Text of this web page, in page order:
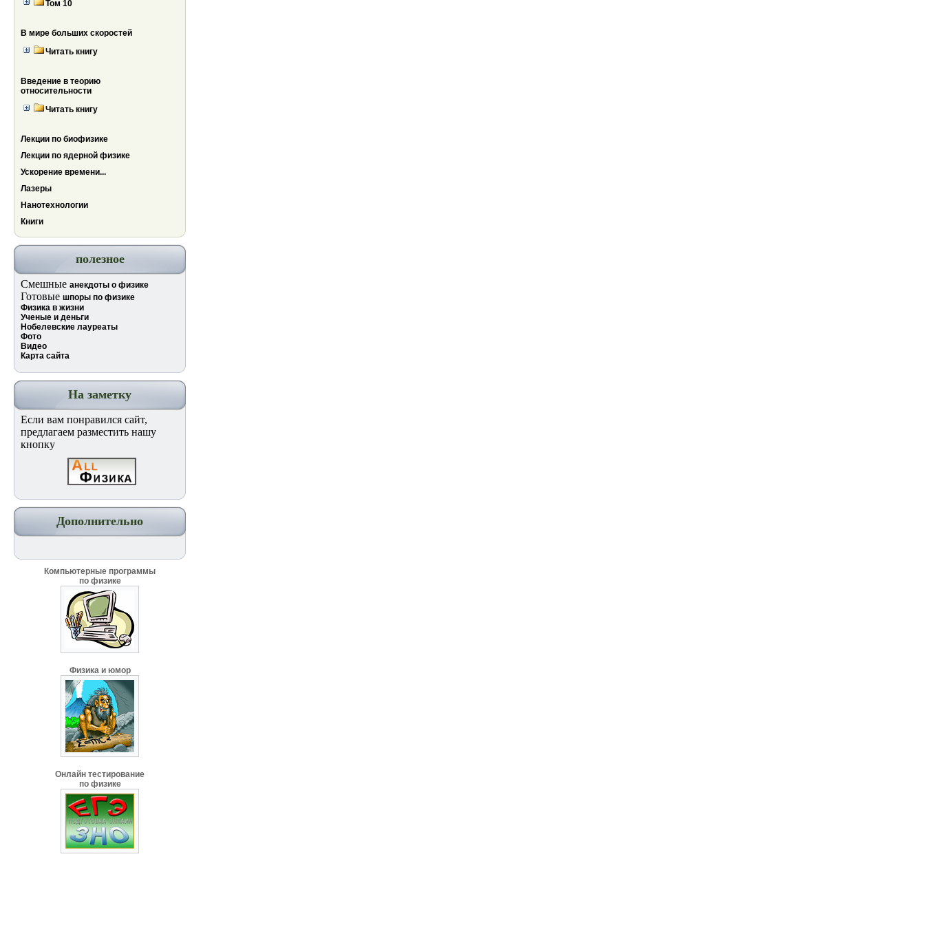
Том 10
В мире больших скоростей
Читать книгу
Введение в теорию
относительности
Читать книгу
Лекции по биофизике
Лекции по ядерной физике
Ускорение времени...
Лазеры
Нанотехнологии
Книги
полезное
Смешные анекдоты о физике
Готовые шпоры по физике
Физика в жизни
Ученые и деньги
Нобелевские лауреаты
Фото
Видео
Карта сайта
На заметку
Если вам понравился сайт,
предлагаем разместить нашу
кнопку
Дополнительно
Компьютерные программы
по физике
Физика и юмор
Онлайн тестирование
по физике